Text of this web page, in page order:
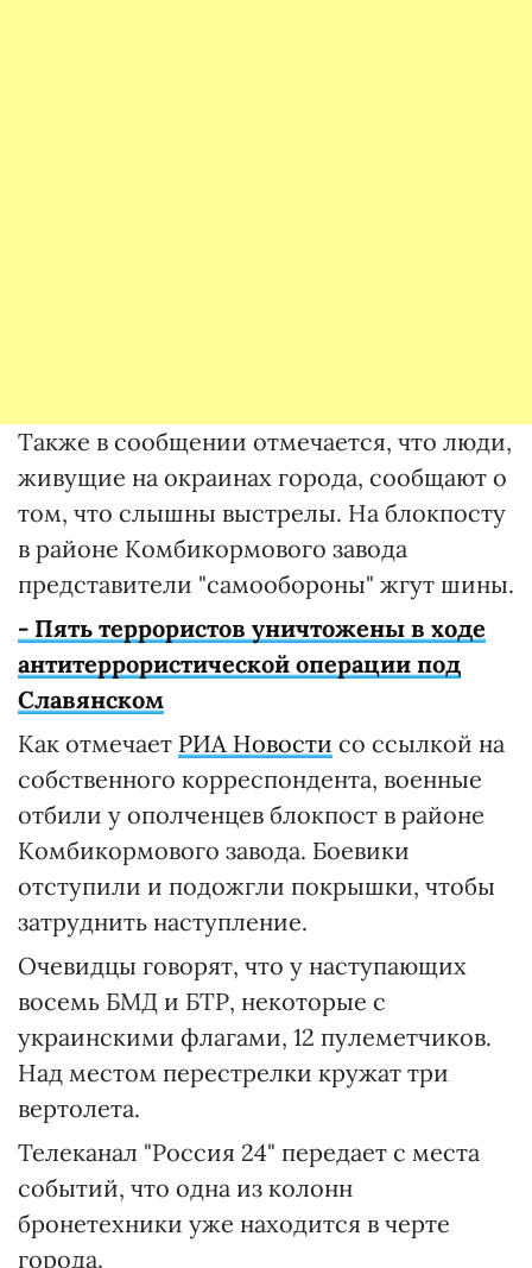
Также в сообщении отмечается, что люди,
живущие на окраинах города, сообщают о
том, что слышны выстрелы. На блокпосту
в районе Комбикормового завода
представители "самообороны" жгут шины.
- Пять террористов уничтожены в ходе
антитеррористической операции под
Славянском
Как отмечает РИА Новости со ссылкой на
собственного корреспондента, военные
отбили у ополченцев блокпост в районе
Комбикормового завода. Боевики
отступили и подожгли покрышки, чтобы
затруднить наступление.
Очевидцы говорят, что у наступающих
восемь БМД и БТР, некоторые с
украинскими флагами, 12 пулеметчиков.
Над местом перестрелки кружат три
вертолета.
Телеканал "Россия 24" передает с места
событий, что одна из колонн
бронетехники уже находится в черте
города.